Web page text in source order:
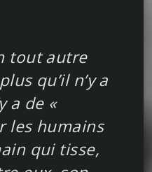
tout autre
qu’il n’y a
a de «
les humains
qui tisse,